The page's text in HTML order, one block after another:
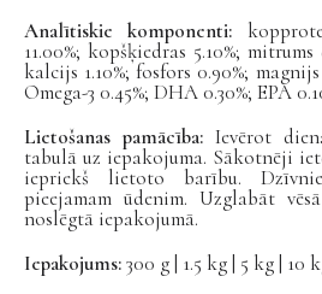
Analītiskie komponenti:
11.00%; kopšķiedras 5.10%;
kalcijs 1.10%; fosfors 0.90%;
Omega-3 0.45%; DHA 0.30%; EPA
Lietošanas pamācība: Ievērot
tabulā uz iepakojuma. Sākotnēji
iepriekš lietoto barību.
pieejamam ūdenim. Uzglabāt
noslēgtā iepakojumā.
Iepakojums:300 g | 1.5 kg | 5 kg | 10